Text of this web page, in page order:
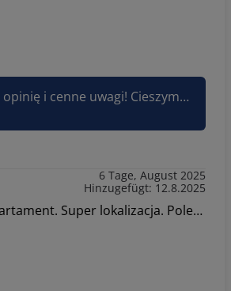
Dziękujemy za opinię i cenne uwagi! Cieszymy się, że apartament i jego wyposażenie spełniły Państwa oczekiwania. Przekażemy też informację o balkonie, aby lepiej opisać tę część oferty. Mamy nadzieję, że mimo wszystko pobyt był udany i zapraszamy ponownie!
6 Tage, August 2025
Hinzugefügt: 12.8.2025
Bardzo ładny apartament. Super lokalizacja. Polecam.